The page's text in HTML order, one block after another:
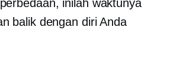
inilah waktunya
balik dengan diri Anda